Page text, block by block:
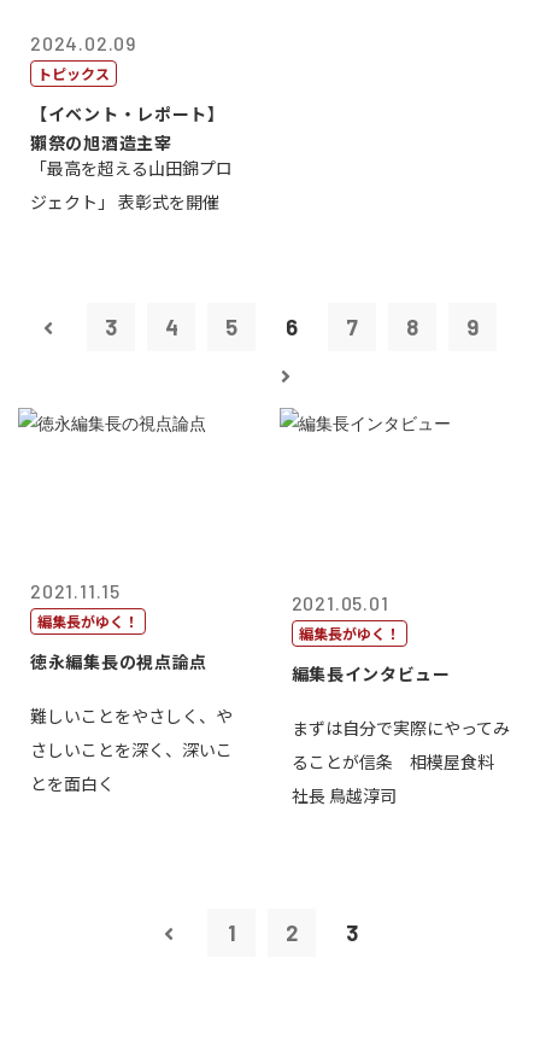
2024.02.09
トピックス
【イベント・レポート】
獺祭の旭酒造主宰
「最高を超える山田錦プロ
ジェクト」 表彰式を開催
3 4 5 6 7 8 9
2021.11.15
編集長がゆく！
徳永編集長の視点論点
難しいことをやさしく、や
さしいことを深く、深いこ
とを面白く
2021.05.01
編集長がゆく！
編集長インタビュー
まずは自分で実際にやってみ
ることが信条 相模屋食料
社長 鳥越淳司
1 2 3